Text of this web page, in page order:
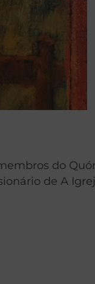
do
de A